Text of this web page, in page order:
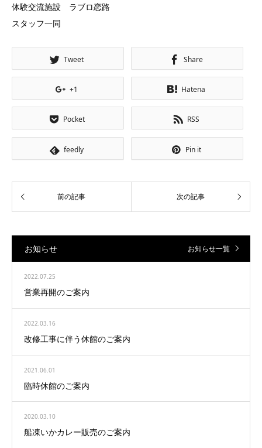
体験交流施設 ラブロ恋路
スタッフ一同
Tweet Share
+1 Hatena
Pocket RSS
feedly Pin it
お知らせ お知らせ一覧
2022.07.25
営業再開のご案内
2022.03.16
改修工事に伴う休館のご案内
2021.06.01
臨時休館のご案内
2020.03.10
船凍いかカレー販売のご案内